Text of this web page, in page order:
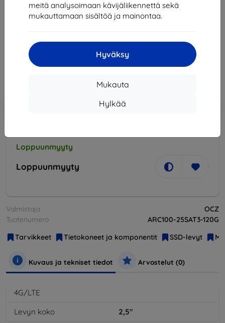
meitä analysoimaan kävijäliikennettä sekä
mukauttamaan sisältöä ja mainontaa.
Hyväksy
Mukauta
Hylkää
OCZ Vector ARC 100 120GB, 2,5", SATAIII, SSD,
74,90 €
67,41 €
Alennus kupongilla
Loppuunmyyty
Loppuunmyyty
Valmistaja
OCZ
Tuotenumero
ARC100-25SAT3-120G
Tarvikkeet
Tietokoneet ja komponentit SSD-levyt
Kuvaus ja tekniset tiedot Arvostelut (0)
4G/LTE
Levyn koko
2,5"